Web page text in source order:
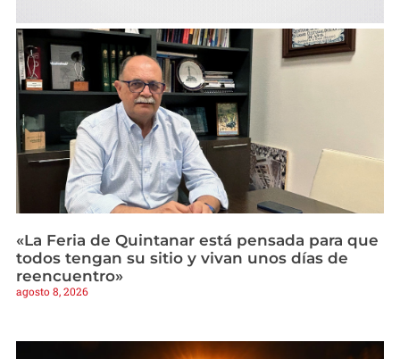
«La Feria de Quintanar está pensada para que
todos tengan su sitio y vivan unos días de
reencuentro»
agosto 8, 2026